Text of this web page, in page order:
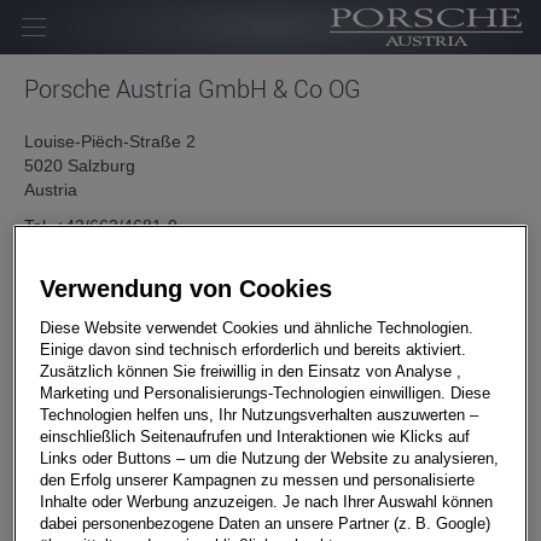
Unternehmen
News
Karriere
Porsche Austria GmbH & Co OG
Louise-Piëch-Straße 2
5020 Salzburg
Austria
Tel. +43/662/4681-0
UID-NR.: ATU 34242904
Fragen zur Porsche Austria und ihren
Marken in Österreich
Markenanfrage / E-Shop / Technik
Verwendung von Cookies
Diese Website verwendet Cookies und ähnliche Technologien.
Einige davon sind technisch erforderlich und bereits aktiviert.
Zusätzlich können Sie freiwillig in den Einsatz von Analyse ,
Marketing und Personalisierungs-Technologien einwilligen. Diese
Technologien helfen uns, Ihr Nutzungsverhalten auszuwerten –
einschließlich Seitenaufrufen und Interaktionen wie Klicks auf
Links oder Buttons – um die Nutzung der Website zu analysieren,
den Erfolg unserer Kampagnen zu messen und personalisierte
Inhalte oder Werbung anzuzeigen. Je nach Ihrer Auswahl können
dabei personenbezogene Daten an unsere Partner (z. B. Google)